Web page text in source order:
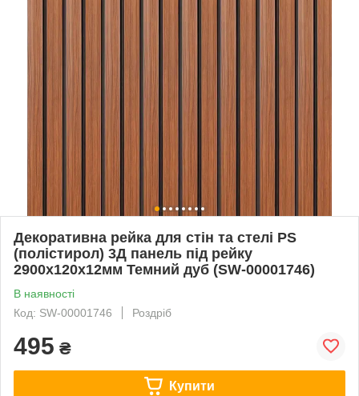
Декоративна рейка для стін та стелі PS
(полістирол) 3Д панель під рейку
2900х120х12мм Темний дуб (SW-00001746)
В наявності
Код: SW-00001746
Роздріб
495 ₴
Купити